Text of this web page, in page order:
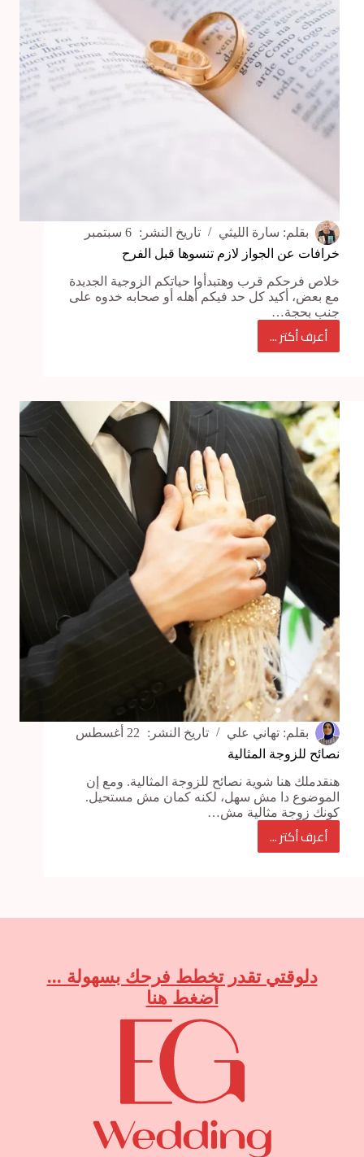
بقلم: سارة الليثي تاريخ النشر:
خرافات عن الجواز لازم تنسوها قبل الفرح
خلاص فرحكم قرب وهتبدأوا حياتكم الزوجية الجديدة
مع بعض، أكيد كل حد فيكم أهله أو صحابه خدوه على
جنب بحجة…
أعرف أكتر ...
خرافات
لازم
تنسوها
قبل
الفرح
بقلم: تهاني علي تاريخ النشر:
نصائح للزوجة المثالية
هنقدملك هنا شوية نصائح للزوجة المثالية. ومع إن
الموضوع دا مش سهل، لكنه كمان مش مستحيل.
كونك زوجة مثالية مش…
أعرف أكتر ...
نصائح
دلوقتي تقدر تخطط فرحك بسهولة ...
أضغط هنا